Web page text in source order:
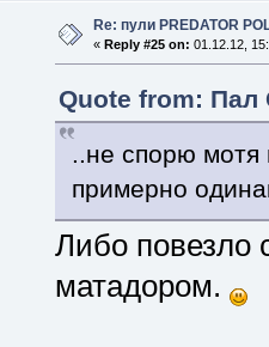
Re: пули PREDATOR
« Reply #25 on: 01.12.12,
Quote from: Пал
..не спорю
примерно
Либо повезло
матадором.